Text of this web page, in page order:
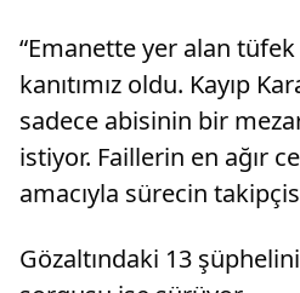
“Emanette yer alan
kanıtımız oldu. Kayıp
sadece abisinin bir
istiyor. Faillerin en ağır
amacıyla sürecin
Gözaltındaki 13